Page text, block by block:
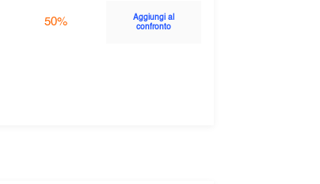
50%
Aggiungi al
confronto